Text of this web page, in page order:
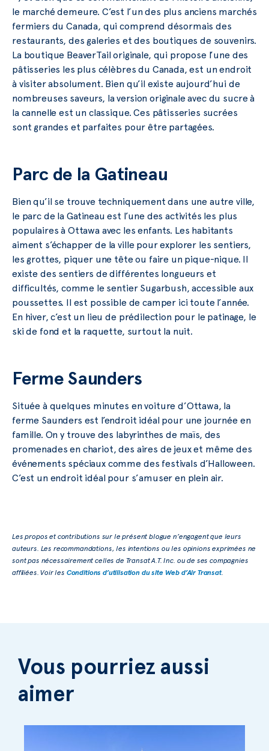
le marché demeure. C’est l’un des plus anciens marchés
fermiers du Canada, qui comprend désormais des
restaurants, des galeries et des boutiques de souvenirs.
La boutique BeaverTail originale, qui propose l’une des
pâtisseries les plus célèbres du Canada, est un endroit
à visiter absolument. Bien qu’il existe aujourd’hui de
nombreuses saveurs, la version originale avec du sucre à
la cannelle est un classique. Ces pâtisseries sucrées
sont grandes et parfaites pour être partagées.
Parc de la Gatineau
Bien qu’il se trouve techniquement dans une autre ville,
le parc de la Gatineau est l’une des activités les plus
populaires à Ottawa avec les enfants. Les habitants
aiment s’échapper de la ville pour explorer les sentiers,
les grottes, piquer une tête ou faire un pique-nique. Il
existe des sentiers de différentes longueurs et
difficultés, comme le sentier Sugarbush, accessible aux
poussettes. Il est possible de camper ici toute l’année.
En hiver, c’est un lieu de prédilection pour le patinage, le
ski de fond et la raquette, surtout la nuit.
Ferme Saunders
Située à quelques minutes en voiture d’Ottawa, la
ferme Saunders est l’endroit idéal pour une journée en
famille. On y trouve des labyrinthes de maïs, des
promenades en chariot, des aires de jeux et même des
événements spéciaux comme des festivals d’Halloween.
C’est un endroit idéal pour s’amuser en plein air.
Les propos et contributions sur le présent blogue n’engagent que leurs
auteurs. Les recommandations, les intentions ou les opinions exprimées ne
sont pas nécessairement celles de Transat A.T. Inc. ou de ses compagnies
affiliées. Voir les Conditions d’utilisation du site Web d’Air Transat.
Vous pourriez aussi
aimer